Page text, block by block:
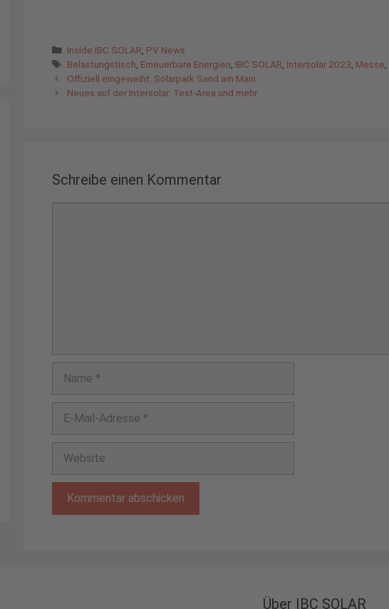
Kategorien
Inside IBC SOLAR PV News
Schlagwörter
Belastungstisch Erneuerbare Energien IBC SOLAR Intersolar 2023 Messe
Offiziell eingeweiht: Solarpark Sand am Main
Neues auf der Intersolar: Test-Area und mehr
Schreibe einen Kommentar
Mail-
Adresse
Über IBC SOLAR